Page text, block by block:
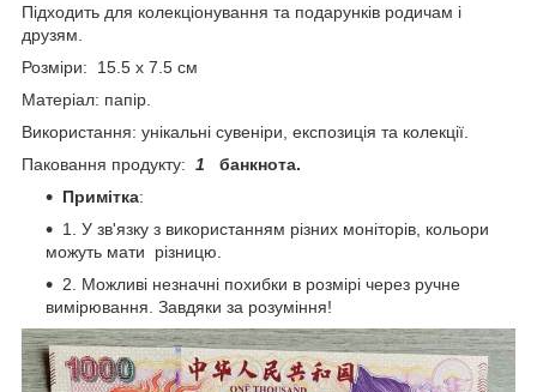
Підходить для колекціонування та подарунків родичам і
друзям.
Розміри: 15.5 х 7.5 см
Матеріал: папір.
Використання: унікальні сувеніри, експозиція та колекції.
Паковання продукту: 1
банкнота.
Примітка:
1. У зв'язку з використанням різних моніторів, кольори
можуть мати різницю.
2. Можливі незначні похибки в розмірі через ручне
вимірювання. Завдяки за розуміння!